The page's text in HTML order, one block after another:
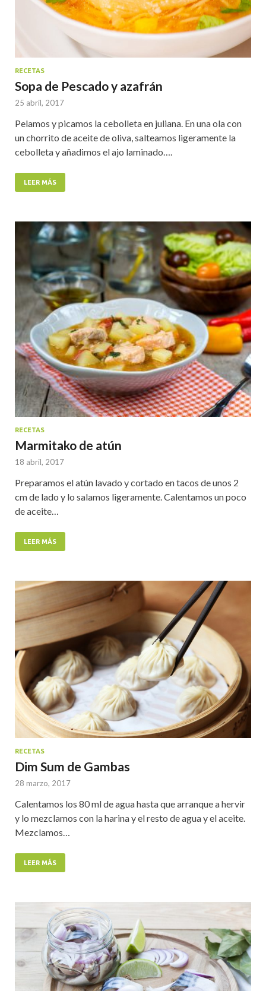
RECETAS
Sopa de Pescado y azafrán
25 abril, 2017
Pelamos y picamos la cebolleta en juliana. En una ola con
un chorrito de aceite de oliva, salteamos ligeramente la
cebolleta y añadimos el ajo laminado….
LEER MÁS
RECETAS
Marmitako de atún
18 abril, 2017
Preparamos el atún lavado y cortado en tacos de unos 2
cm de lado y lo salamos ligeramente. Calentamos un poco
de aceite…
LEER MÁS
RECETAS
Dim Sum de Gambas
28 marzo, 2017
Calentamos los 80 ml de agua hasta que arranque a hervir
y lo mezclamos con la harina y el resto de agua y el aceite.
Mezclamos…
LEER MÁS